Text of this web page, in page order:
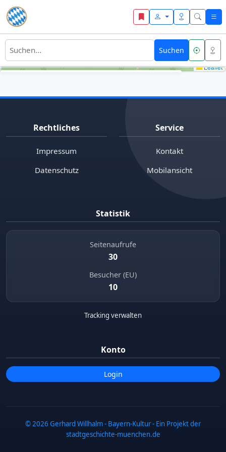
Zum Inhalt springen
Suchen
−
Leaflet
Rechtliches
Impressum
Datenschutz
Service
Kontakt
Mobilansicht
Statistik
Seitenaufrufe
30
Besucher (EU)
10
Tracking verwalten
Konto
Login
© 2026 Gerhard Willhalm - Bayern-Kultur - Ein Projekt der
stadtgeschichte-muenchen.de